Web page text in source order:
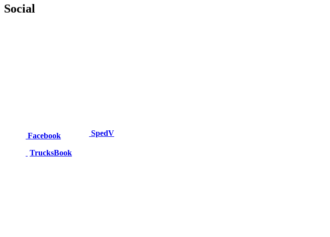
Social
Facebook
TrucksBook
SpedV